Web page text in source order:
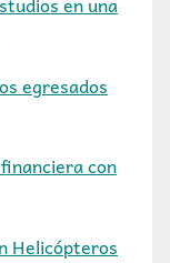
egresados
con
Helicópteros